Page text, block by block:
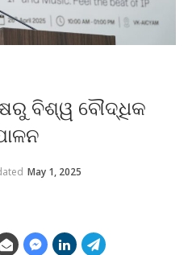
ବିଶ୍ୱ ବୌଦ୍ଧିକ
May 1, 2025